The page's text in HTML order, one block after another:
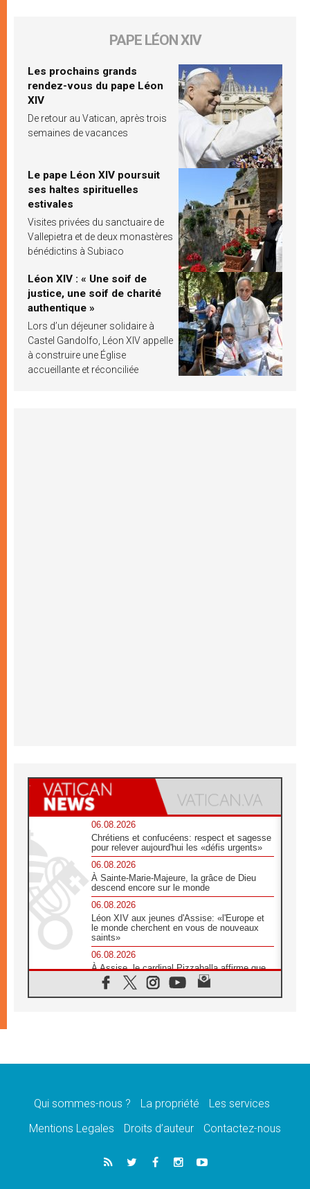
PAPE LÉON XIV
Les prochains grands
rendez-vous du pape Léon
XIV
De retour au Vatican, après trois
semaines de vacances
Le pape Léon XIV poursuit
ses haltes spirituelles
estivales
Visites privées du sanctuaire de
Vallepietra et de deux monastères
bénédictins à Subiaco
Léon XIV : « Une soif de
justice, une soif de charité
authentique »
Lors d’un déjeuner solidaire à
Castel Gandolfo, Léon XIV appelle
à construire une Église
accueillante et réconciliée
06.08.2026
Chrétiens et confucéens: respect et sagesse
pour relever aujourd'hui les «défis urgents»
06.08.2026
À Sainte-Marie-Majeure, la grâce de Dieu
descend encore sur le monde
06.08.2026
Léon XIV aux jeunes d'Assise: «l'Europe et
le monde cherchent en vous de nouveaux
saints»
06.08.2026
À Assise, le cardinal Pizzaballa affirme que
«les chrétiens veulent la paix»
06.08.2026
message de paix et de dignité humaine»
«La visite du Pape en Uruguay renforcera
05.08.2026
Le nonce en Ukraine: «Il est inquiétant
Qui sommes-nous ? La propriété
Les services
Mentions Legales
Droits d’auteur Contactez-nous